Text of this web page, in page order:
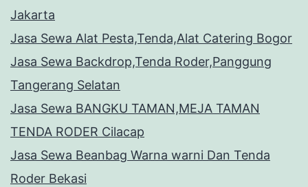
Jakarta
Jasa Sewa Alat Pesta,Tenda,Alat Catering Bogor
Jasa Sewa Backdrop,Tenda Roder,Panggung
Tangerang Selatan
Jasa Sewa BANGKU TAMAN,MEJA TAMAN
TENDA RODER Cilacap
Jasa Sewa Beanbag Warna warni Dan Tenda
Roder Bekasi